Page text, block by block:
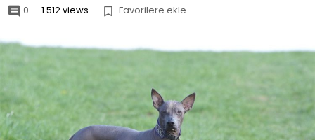
 0 1.512 views  Favorilere ekle